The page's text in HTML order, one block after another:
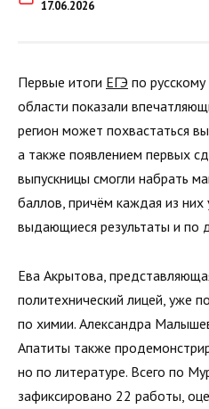
17.06.2026
Первые итоги ЕГЭ по
области показали
регион может похвастаться
а также появлением первых
выпускницы смогли набрать
баллов, причём каждая из
выдающиеся результаты и по
Ева Акрытова,
политехнический лицей, уже
по химии. Александра
Апатиты также
но по литературе. Всего по
зафиксировано 22 работы,